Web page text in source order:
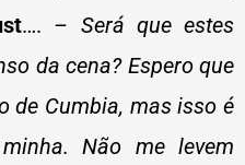
…. – Será que estes
da cena? Espero que
de Cumbia, mas isso é
Não me levem